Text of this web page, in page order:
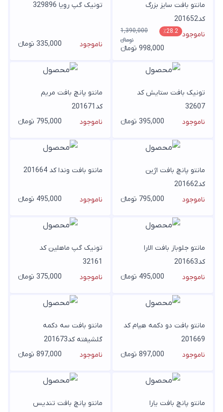
مانتو بافت سایز بزرگ
کد201652
ناموجود ٪28.2
1,390,000
تومانء
998,000 تومانء
تونیک گپ رویا 329896
ناموجود 335,000 تومانء
تونیک بافت ستایش کد
32607
ناموجود
395,000 تومانء
مانتو پانچ بافت مریم
کد201671
ناموجود
795,000 تومانء
مانتو پانچ بافت اژین
کد201662
ناموجود
795,000 تومانء
مانتو بافت وندا کد 201664
ناموجود 495,000 تومانء
مانتو جلوباز بافت الارا
کد201663
ناموجود
495,000 تومانء
تونیک گپ ماهلین کد
32161
ناموجود
375,000 تومانء
مانتو بافت دو دکمه هیام کد
201669
ناموجود
897,000 تومانء
مانتو بافت سه دکمه
گلشیفته کد201673
ناموجود
897,000 تومانء
مانتو پانچ بافت یارا
مانتو پانچ بافت تندیس